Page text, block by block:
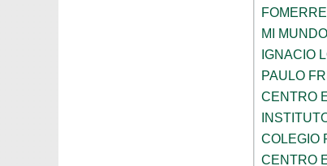
MI
IGNACIO
PAULO
CENTRO
COLEGIO
CENTRO